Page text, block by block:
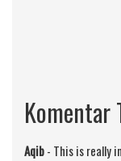
Komentar
Aqib- This is really